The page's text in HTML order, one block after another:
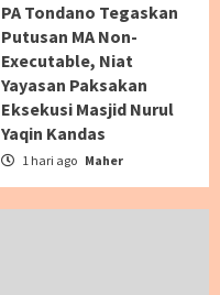
PA Tondano Tegaskan
Putusan MA Non-
Executable, Niat
Yayasan Paksakan
Eksekusi Masjid Nurul
Yaqin Kandas
1 hari ago Maher